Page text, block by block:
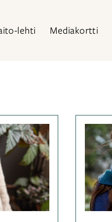
lehti Mediakortti
Avainsanat
,